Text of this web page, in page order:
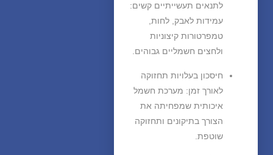
לתנאים תעשייתיים קשים:
עמידות לאבק, לחות,
טמפרטורות קיצוניות
ולחצים חשמליים גבוהים.
חיסכון בעלויות תחזוקה
לאורך זמן: מערכת חשמל
איכותית שמפחיתה את
הצורך בתיקונים ותחזוקה
שוטפת.